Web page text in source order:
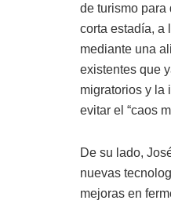
de turismo para
corta estadía, a
mediante una
existentes que
migratorios y la
evitar el “caos
De su lado,
nuevas
mejoras en